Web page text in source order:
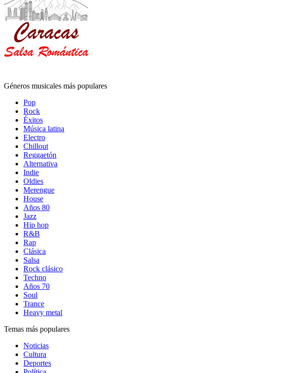
Géneros musicales más populares
Pop
Rock
Éxitos
Música latina
Electro
Chillout
Reggaetón
Alternativa
Indie
Oldies
Merengue
House
Años 80
Jazz
Hip hop
R&B
Rap
Clásica
Salsa
Rock clásico
Techno
Años 70
Soul
Trance
Heavy metal
Temas más populares
Noticias
Cultura
Deportes